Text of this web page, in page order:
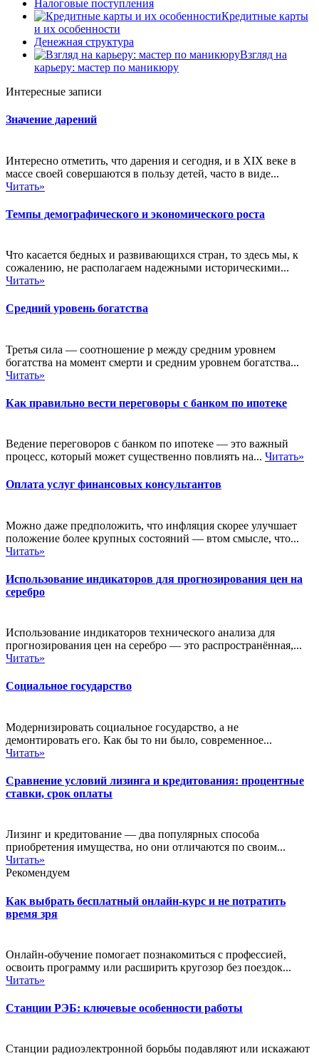
Налоговые поступления
Кредитные карты
и их особенности
Денежная структура
Взгляд на
карьеру: мастер по маникюру
Интересные записи
Значение дарений
Интересно отметить, что дарения и сегодня, и в XIX веке в
массе своей совершаются в пользу детей, часто в виде...
Читать»
Темпы демографического и экономического роста
Что касается бедных и развивающихся стран, то здесь мы, к
сожалению, не располагаем надежными историческими...
Читать»
Средний уровень богатства
Третья сила — соотношение р между средним уровнем
богатства на момент смерти и средним уровнем богатства...
Читать»
Как правильно вести переговоры с банком по ипотеке
Ведение переговоров с банком по ипотеке — это важный
процесс, который может существенно повлиять на... Читать»
Оплата услуг финансовых консультантов
Можно даже предположить, что инфляция скорее улучшает
положение более крупных состояний — втом смысле, что...
Читать»
Использование индикаторов для прогнозирования цен на
серебро
Использование индикаторов технического анализа для
прогнозирования цен на серебро — это распространённая,...
Читать»
Социальное государство
Модернизировать социальное государство, а не
демонтировать его. Как бы то ни было, современное...
Читать»
Сравнение условий лизинга и кредитования: процентные
ставки, срок оплаты
Лизинг и кредитование — два популярных способа
приобретения имущества, но они отличаются по своим...
Читать»
Рекомендуем
Как выбрать бесплатный онлайн-курс и не потратить
время зря
Онлайн-обучение помогает познакомиться с профессией,
освоить программу или расширить кругозор без поездок...
Читать»
Станции РЭБ: ключевые особенности работы
Станции радиоэлектронной борьбы подавляют или искажают